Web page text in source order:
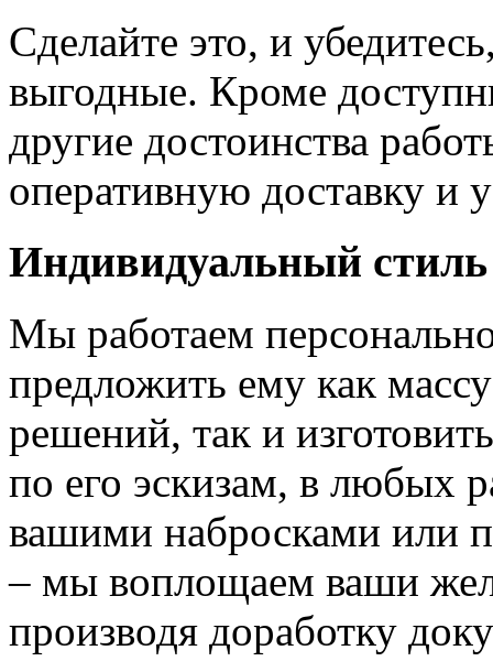
Сделайте это, и
выгодные. Кроме
другие достоинства
оперативную доставку и
Индивидуальный стиль
Мы работаем
предложить ему как
решений, так и
по его эскизам, в любых
вашими набросками или
– мы воплощаем ваши
производя доработку